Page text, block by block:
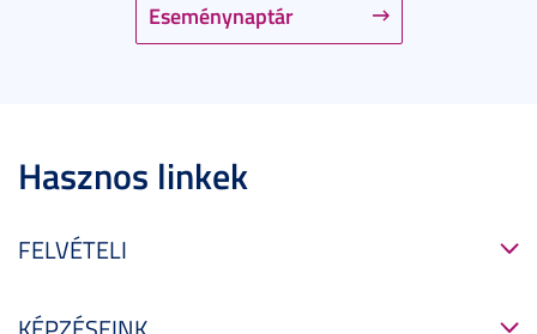
Eseménynaptár
Hasznos linkek
FELVÉTELI